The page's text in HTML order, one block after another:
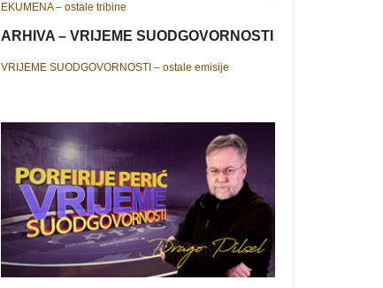
EKUMENA – ostale tribine
ARHIVA – VRIJEME SUODGOVORNOSTI
VRIJEME SUODGOVORNOSTI – ostale emisije